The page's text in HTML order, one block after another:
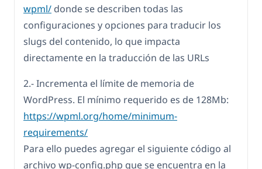
wpml/ donde se describen todas las
configuraciones y opciones para traducir los
slugs del contenido, lo que impacta
directamente en la traducción de las URLs
2.- Incrementa el límite de memoria de
WordPress. El mínimo requerido es de 128Mb:
https://wpml.org/home/minimum-
requirements/
Para ello puedes agregar el siguiente código al
archivo wp-config.php que se encuentra en la